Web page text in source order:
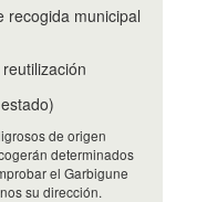
recogida municipal
de origen
determinados
el Garbigune
su dirección.